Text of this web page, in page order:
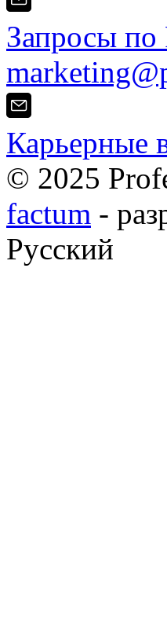
Запросы по
Карьерные
© 2025
factum -
Русский